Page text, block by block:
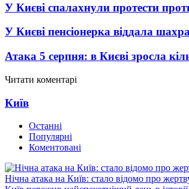
У Києві спалахнули протести
У Києві пенсіонерка віддала
Атака 5 серпня: в Києві зросла
Читати коментарі
Київ
Останні
Популярні
Коментовані
Нічна атака на Київ: стало відомо про